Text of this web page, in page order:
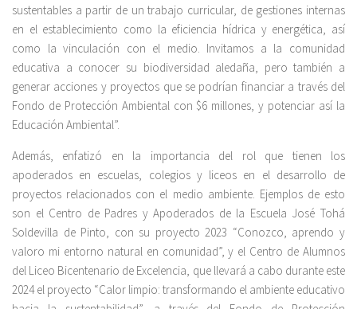
sustentables a partir de un trabajo curricular, de gestiones internas
en el establecimiento como la eficiencia hídrica y energética, así
como la vinculación con el medio. Invitamos a la comunidad
educativa a conocer su biodiversidad aledaña, pero también a
generar acciones y proyectos que se podrían financiar a través del
Fondo de Protección Ambiental con $6 millones, y potenciar así la
Educación Ambiental”.
Además, enfatizó en la importancia del rol que tienen los
apoderados en escuelas, colegios y liceos en el desarrollo de
proyectos relacionados con el medio ambiente. Ejemplos de esto
son el Centro de Padres y Apoderados de la Escuela José Tohá
Soldevilla de Pinto, con su proyecto 2023 “Conozco, aprendo y
valoro mi entorno natural en comunidad”, y el Centro de Alumnos
del Liceo Bicentenario de Excelencia, que llevará a cabo durante este
2024 el proyecto “Calor limpio: transformando el ambiente educativo